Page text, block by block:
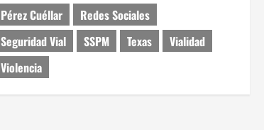
Pérez Cuéllar
Redes Sociales
Seguridad Vial
SSPM Texas
Vialidad
Violencia